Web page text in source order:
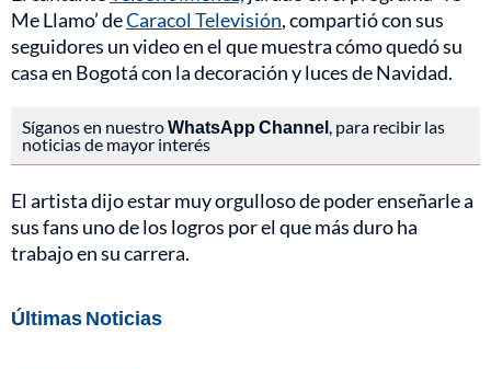
Me Llamo’ deCaracol Televisión, compartió con sus
seguidores un video en el que muestra cómo quedó su
casa en Bogotá con la decoración y luces de Navidad.
Síganos en nuestroWhatsApp Channel, para recibir las
noticias de mayor interés
El artista dijo estar muy orgulloso de poder enseñarle a
sus fans uno de los logros por el que más duro ha
trabajo en su carrera.
Últimas Noticias